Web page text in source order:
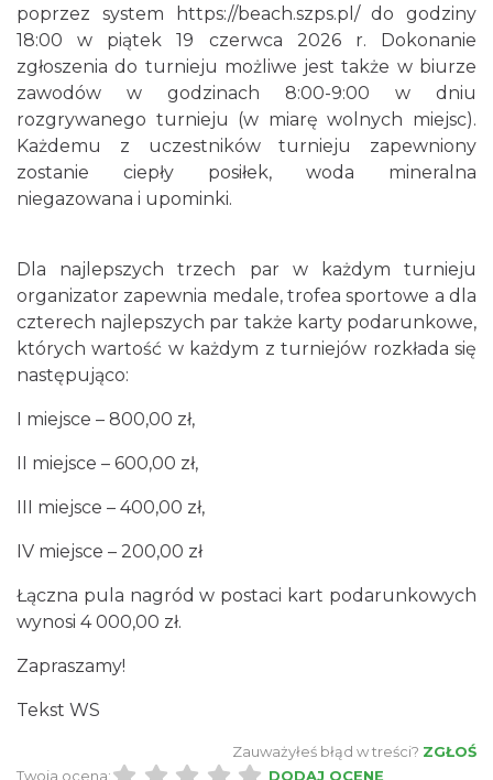
Cieszyn
2026-08-23
0.93 km
Cieszyn
Cieszyn
0.97 km
poprzez system https://beach.szps.pl/ do godziny
18:00 w piątek 19 czerwca 2026 r. Dokonanie
zgłoszenia do turnieju możliwe jest także w biurze
zawodów w godzinach 8:00-9:00 w dniu
rozgrywanego turnieju (w miarę wolnych miejsc).
Każdemu z uczestników turnieju zapewniony
zostanie ciepły posiłek, woda mineralna
niegazowana i upominki.
Dla najlepszych trzech par w każdym turnieju
organizator zapewnia medale, trofea sportowe a dla
czterech najlepszych par także karty podarunkowe,
których wartość w każdym z turniejów rozkłada się
następująco:
I miejsce – 800,00 zł,
II miejsce – 600,00 zł,
III miejsce – 400,00 zł,
IV miejsce – 200,00 zł
Łączna pula nagród w postaci kart podarunkowych
wynosi 4 000,00 zł.
Zapraszamy!
Tekst WS
Zauważyłeś błąd w treści? ZGŁOŚ
Twoja ocena:
DODAJ OCENĘ